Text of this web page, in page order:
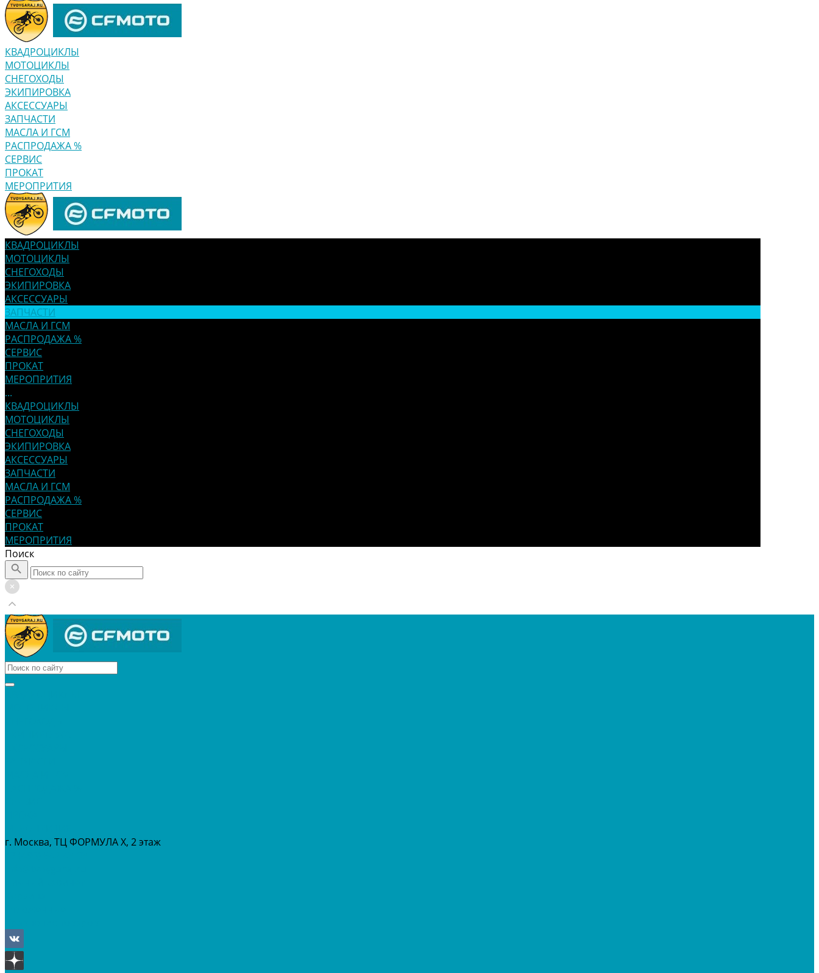
КВАДРОЦИКЛЫ
МОТОЦИКЛЫ
СНЕГОХОДЫ
ЭКИПИРОВКА
АКСЕССУАРЫ
ЗАПЧАСТИ
МАСЛА И ГСМ
РАСПРОДАЖА %
СЕРВИС
ПРОКАТ
МЕРОПРИТИЯ
КВАДРОЦИКЛЫ
МОТОЦИКЛЫ
СНЕГОХОДЫ
ЭКИПИРОВКА
АКСЕССУАРЫ
ЗАПЧАСТИ
МАСЛА И ГСМ
РАСПРОДАЖА %
СЕРВИС
ПРОКАТ
МЕРОПРИТИЯ
...
КВАДРОЦИКЛЫ
МОТОЦИКЛЫ
СНЕГОХОДЫ
ЭКИПИРОВКА
АКСЕССУАРЫ
ЗАПЧАСТИ
МАСЛА И ГСМ
РАСПРОДАЖА %
СЕРВИС
ПРОКАТ
МЕРОПРИТИЯ
Поиск
г. Москва, ТЦ ФОРМУЛА Х, 2 этаж